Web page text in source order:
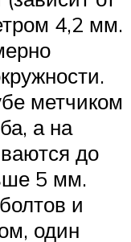
4,2 мм.
метчиком
а на
до
5 мм.
и
один